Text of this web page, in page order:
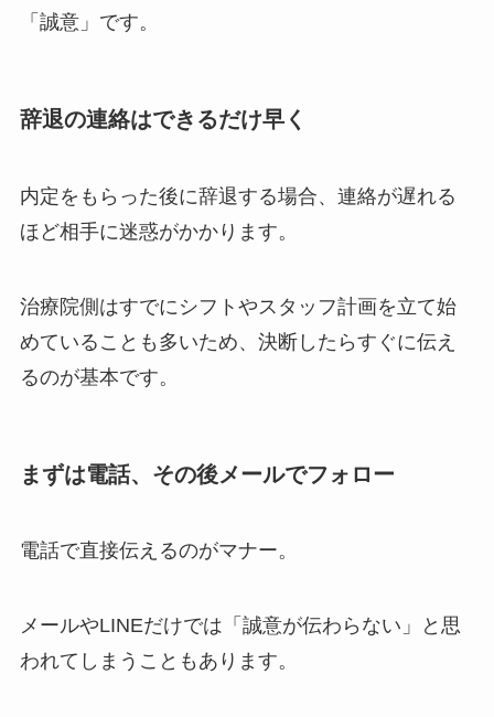
「誠意」です。
辞退の連絡はできるだけ早く
内定をもらった後に辞退する場合、連絡が遅れる
ほど相手に迷惑がかかります。
治療院側はすでにシフトやスタッフ計画を立て始
めていることも多いため、決断したらすぐに伝え
るのが基本です。
まずは電話、その後メールでフォロー
電話で直接伝えるのがマナー。
メールやLINEだけでは「誠意が伝わらない」と思
われてしまうこともあります。